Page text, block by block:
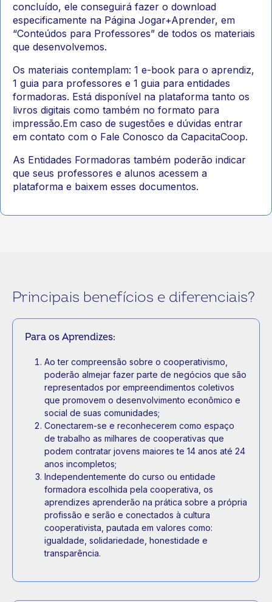
concluído, ele conseguirá fazer o download
especificamente na Página Jogar+Aprender, em
“Conteúdos para Professores” de todos os materiais
que desenvolvemos.
Os materiais contemplam: 1 e-book para o aprendiz,
1 guia para professores e 1 guia para entidades
formadoras. Está disponível na plataforma tanto os
livros digitais como também no formato para
impressão.Em caso de sugestões e dúvidas entrar
em contato com o Fale Conosco da CapacitaCoop.
As Entidades Formadoras também poderão indicar
que seus professores e alunos acessem a
plataforma e baixem esses documentos.
Principais benefícios e diferenciais?
Para os Aprendizes:
Ao ter compreensão sobre o cooperativismo,
poderão almejar fazer parte de negócios que são
representados por empreendimentos coletivos
que promovem o desenvolvimento econômico e
social de suas comunidades;
Conectarem-se e reconhecerem como espaço
de trabalho as milhares de cooperativas que
podem contratar jovens maiores te 14 anos até 24
anos incompletos;
Independentemente do curso ou entidade
formadora escolhida pela cooperativa, os
aprendizes aprenderão na prática sobre a própria
profissão e serão e conectados à cultura
cooperativista, pautada em valores como:
igualdade, solidariedade, honestidade e
transparência.